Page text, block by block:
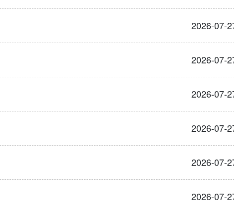
2026-07-
2026-07-
2026-07-
2026-07-
2026-07-
2026-07-